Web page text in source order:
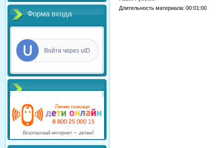
Форма входа
Войти через uID
Длительность материала: 00:01:00